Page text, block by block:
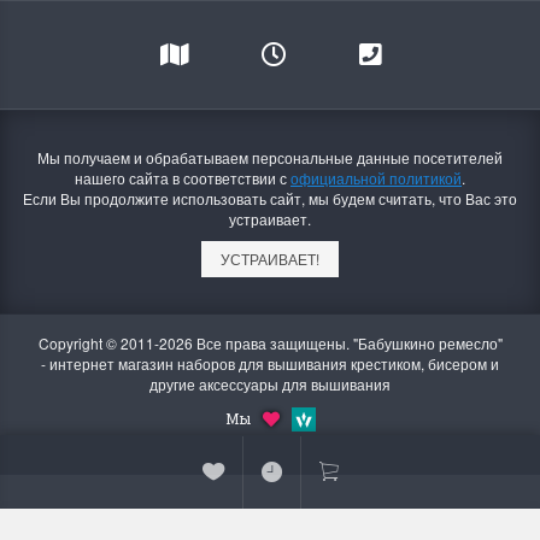
Мы получаем и обрабатываем персональные данные посетителей
нашего сайта в соответствии софициальной политикой.
Если Вы продолжите использовать сайт, мы будем считать, что Вас это
устраивает.
УСТРАИВАЕТ!
Copyright © 2011-2026 Все права защищены. "Бабушкино ремесло"
- интернет магазин наборов для вышивания крестиком, бисером и
другие аксессуары для вышивания
Мы